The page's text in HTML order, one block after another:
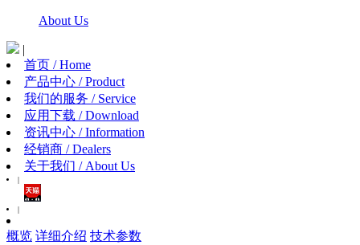
About Us
|
首页 / Home
产品中心 / Product
我们的服务 / Service
应用下载 / Download
资讯中心 / Information
经销商 / Dealers
关于我们 / About Us
|
|
概览 详细介绍 技术参数